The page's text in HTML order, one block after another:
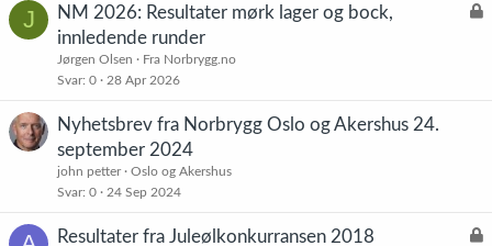
J
L
NM 2026: Resultater mørk lager og bock,
innledende runder
Jørgen Olsen
Fra Norbrygg.no
Svar 0 28 Apr 2026
Nyhetsbrev fra Norbrygg Oslo og Akershus 24.
september 2024
john petter
Oslo og Akershus
Svar 0 24 Sep 2024
L
Resultater fra Juleølkonkurransen 2018